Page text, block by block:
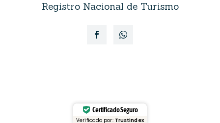
Registro Nacional de Turismo
Certificado Seguro
Verificado por: Trustindex